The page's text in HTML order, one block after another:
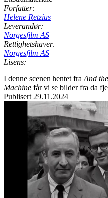
Forfatter:
Helene Retzius
Leverandør:
Norgesfilm AS
Rettighetshaver:
Norgesfilm AS
Lisens:
I denne scenen hentet fra And
Machine får vi se bilder fra da
Publisert 29.11.2024